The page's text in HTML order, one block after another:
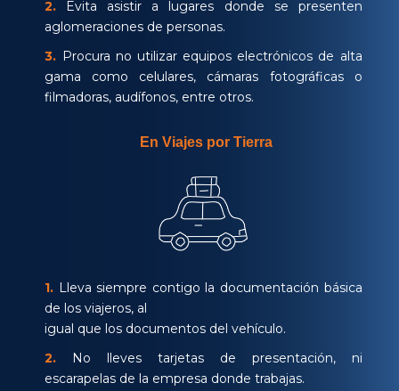
2. Evita asistir a lugares donde se presenten
aglomeraciones de personas.
3. Procura no utilizar equipos electrónicos de alta
gama como celulares, cámaras fotográficas o
filmadoras, audífonos, entre otros.
En Viajes por Tierra
1. Lleva siempre contigo la documentación básica
de los viajeros, al
igual que los documentos del vehículo.
2. No lleves tarjetas de presentación, ni
escarapelas de la empresa donde trabajas.